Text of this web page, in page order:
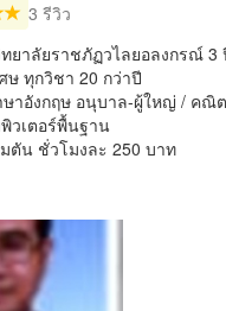
3 รีวิว
ยาลัยราชภัฏวไลยอลงกรณ์ 3
ษ ทุกวิชา 20 กว่าปี
าอังกฤษ อนุบาล-ผู้ใหญ่ / คณิ
วเตอร์พื้นฐาน
ตัน ชั่วโมงละ 250 บาท